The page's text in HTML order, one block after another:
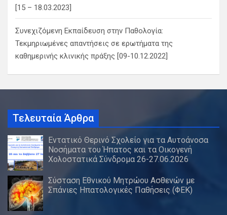
[15 – 18.03.2023]
Συνεχιζόμενη Εκπαίδευση στην Παθολογία:
Τεκμηριωμένες απαντήσεις σε ερωτήματα της
καθημερινής κλινικής πράξης [09-10.12.2022]
Τελευταία Άρθρα
Εντατικό Θερινό Σχολείο για τα Αυτοάνοσα
Νοσήματα του Ήπατος και τα Οικογενή
Χολοστατικά Σύνδρομα 26-27.06.2026
Σύσταση Εθνικού Μητρώου Ασθενών με
Σπάνιες Ηπατολογικές Παθήσεις (ΦΕΚ)